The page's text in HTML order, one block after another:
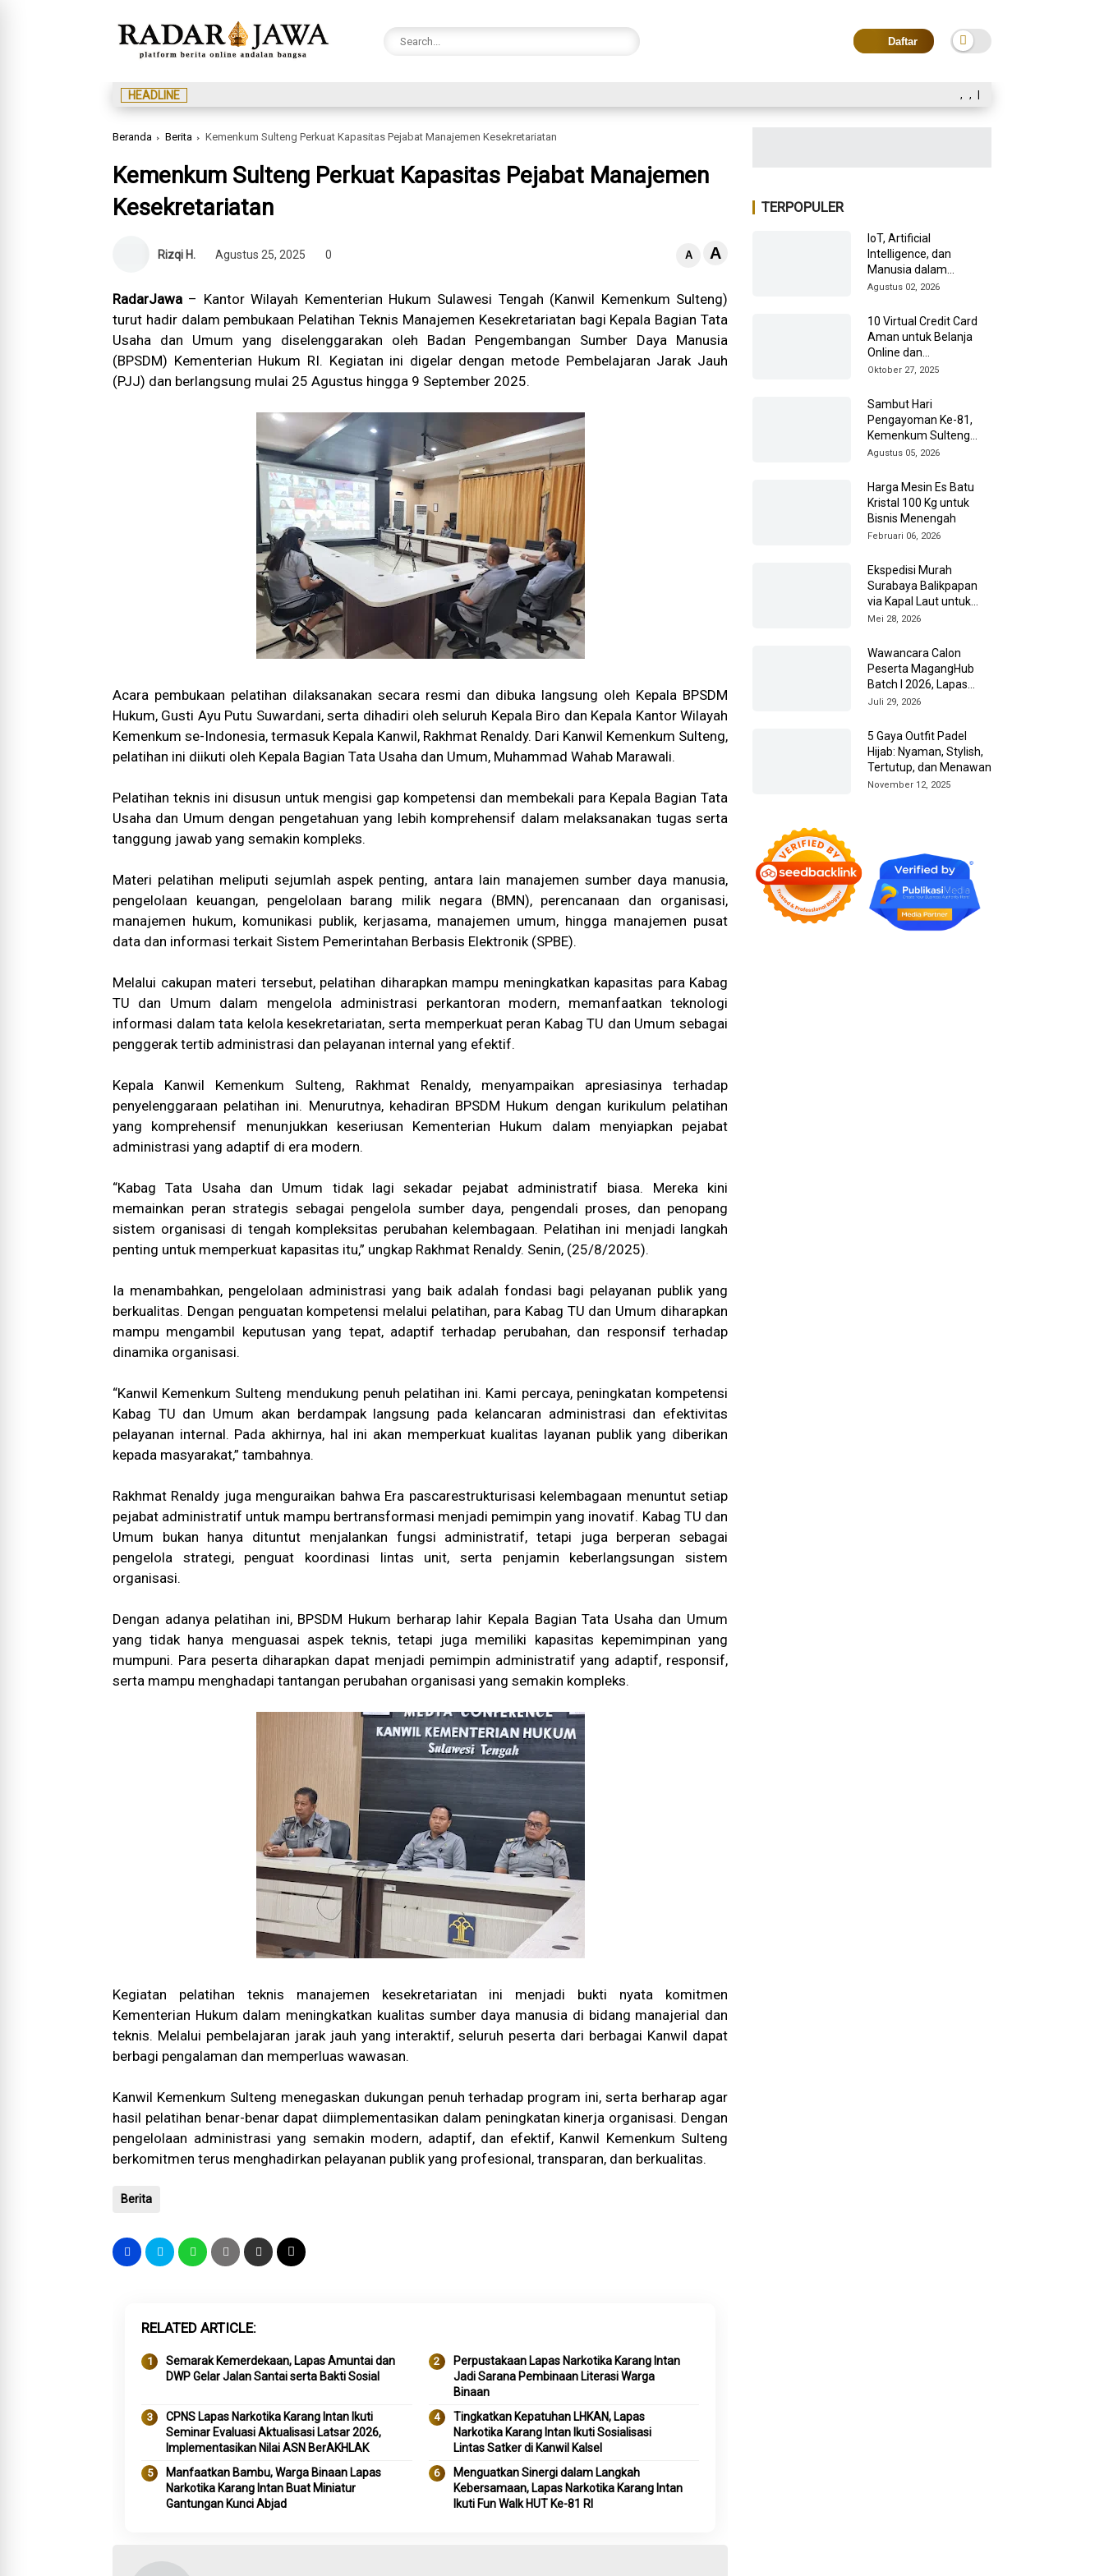
Daftar
, , |
HEADLINE
Beranda Berita Kemenkum Sulteng Perkuat Kapasitas Pejabat Manajemen Kesekretariatan
Kemenkum Sulteng Perkuat Kapasitas Pejabat Manajemen
Kesekretariatan
Rizqi H. Agustus 25, 2025 0 A A
RadarJawa – Kantor Wilayah Kementerian Hukum Sulawesi Tengah (Kanwil Kemenkum Sulteng)
turut hadir dalam pembukaan Pelatihan Teknis Manajemen Kesekretariatan bagi Kepala Bagian Tata
Usaha dan Umum yang diselenggarakan oleh Badan Pengembangan Sumber Daya Manusia
(BPSDM) Kementerian Hukum RI. Kegiatan ini digelar dengan metode Pembelajaran Jarak Jauh
(PJJ) dan berlangsung mulai 25 Agustus hingga 9 September 2025.
Acara pembukaan pelatihan dilaksanakan secara resmi dan dibuka langsung oleh Kepala BPSDM
Hukum, Gusti Ayu Putu Suwardani, serta dihadiri oleh seluruh Kepala Biro dan Kepala Kantor Wilayah
Kemenkum se-Indonesia, termasuk Kepala Kanwil, Rakhmat Renaldy. Dari Kanwil Kemenkum Sulteng,
pelatihan ini diikuti oleh Kepala Bagian Tata Usaha dan Umum, Muhammad Wahab Marawali.
Pelatihan teknis ini disusun untuk mengisi gap kompetensi dan membekali para Kepala Bagian Tata
Usaha dan Umum dengan pengetahuan yang lebih komprehensif dalam melaksanakan tugas serta
tanggung jawab yang semakin kompleks.
Materi pelatihan meliputi sejumlah aspek penting, antara lain manajemen sumber daya manusia,
pengelolaan keuangan, pengelolaan barang milik negara (BMN), perencanaan dan organisasi,
manajemen hukum, komunikasi publik, kerjasama, manajemen umum, hingga manajemen pusat
data dan informasi terkait Sistem Pemerintahan Berbasis Elektronik (SPBE).
Melalui cakupan materi tersebut, pelatihan diharapkan mampu meningkatkan kapasitas para Kabag
TU dan Umum dalam mengelola administrasi perkantoran modern, memanfaatkan teknologi
informasi dalam tata kelola kesekretariatan, serta memperkuat peran Kabag TU dan Umum sebagai
penggerak tertib administrasi dan pelayanan internal yang efektif.
Kepala Kanwil Kemenkum Sulteng, Rakhmat Renaldy, menyampaikan apresiasinya terhadap
penyelenggaraan pelatihan ini. Menurutnya, kehadiran BPSDM Hukum dengan kurikulum pelatihan
yang komprehensif menunjukkan keseriusan Kementerian Hukum dalam menyiapkan pejabat
administrasi yang adaptif di era modern.
“Kabag Tata Usaha dan Umum tidak lagi sekadar pejabat administratif biasa. Mereka kini
memainkan peran strategis sebagai pengelola sumber daya, pengendali proses, dan penopang
sistem organisasi di tengah kompleksitas perubahan kelembagaan. Pelatihan ini menjadi langkah
penting untuk memperkuat kapasitas itu,” ungkap Rakhmat Renaldy. Senin, (25/8/2025).
Ia menambahkan, pengelolaan administrasi yang baik adalah fondasi bagi pelayanan publik yang
berkualitas. Dengan penguatan kompetensi melalui pelatihan, para Kabag TU dan Umum diharapkan
mampu mengambil keputusan yang tepat, adaptif terhadap perubahan, dan responsif terhadap
dinamika organisasi.
“Kanwil Kemenkum Sulteng mendukung penuh pelatihan ini. Kami percaya, peningkatan kompetensi
Kabag TU dan Umum akan berdampak langsung pada kelancaran administrasi dan efektivitas
pelayanan internal. Pada akhirnya, hal ini akan memperkuat kualitas layanan publik yang diberikan
kepada masyarakat,” tambahnya.
Rakhmat Renaldy juga menguraikan bahwa Era pascarestrukturisasi kelembagaan menuntut setiap
pejabat administratif untuk mampu bertransformasi menjadi pemimpin yang inovatif. Kabag TU dan
Umum bukan hanya dituntut menjalankan fungsi administratif, tetapi juga berperan sebagai
pengelola strategi, penguat koordinasi lintas unit, serta penjamin keberlangsungan sistem
organisasi.
Dengan adanya pelatihan ini, BPSDM Hukum berharap lahir Kepala Bagian Tata Usaha dan Umum
yang tidak hanya menguasai aspek teknis, tetapi juga memiliki kapasitas kepemimpinan yang
mumpuni. Para peserta diharapkan dapat menjadi pemimpin administratif yang adaptif, responsif,
serta mampu menghadapi tantangan perubahan organisasi yang semakin kompleks.
Kegiatan pelatihan teknis manajemen kesekretariatan ini menjadi bukti nyata komitmen
Kementerian Hukum dalam meningkatkan kualitas sumber daya manusia di bidang manajerial dan
teknis. Melalui pembelajaran jarak jauh yang interaktif, seluruh peserta dari berbagai Kanwil dapat
berbagi pengalaman dan memperluas wawasan.
Kanwil Kemenkum Sulteng menegaskan dukungan penuh terhadap program ini, serta berharap agar
hasil pelatihan benar-benar dapat diimplementasikan dalam peningkatan kinerja organisasi. Dengan
pengelolaan administrasi yang semakin modern, adaptif, dan efektif, Kanwil Kemenkum Sulteng
berkomitmen terus menghadirkan pelayanan publik yang profesional, transparan, dan berkualitas.
Berita
RELATED ARTICLE
Semarak Kemerdekaan, Lapas Amuntai dan
DWP Gelar Jalan Santai serta Bakti Sosial
Perpustakaan Lapas Narkotika Karang Intan
Jadi Sarana Pembinaan Literasi Warga
Binaan
CPNS Lapas Narkotika Karang Intan Ikuti
Seminar Evaluasi Aktualisasi Latsar 2026,
Implementasikan Nilai ASN BerAKHLAK
Tingkatkan Kepatuhan LHKAN, Lapas
Narkotika Karang Intan Ikuti Sosialisasi
Lintas Satker di Kanwil Kalsel
Manfaatkan Bambu, Warga Binaan Lapas
Narkotika Karang Intan Buat Miniatur
Gantungan Kunci Abjad
Menguatkan Sinergi dalam Langkah
Kebersamaan, Lapas Narkotika Karang Intan
Ikuti Fun Walk HUT Ke-81 RI
TERPOPULER
IoT, Artificial
Intelligence, dan
Manusia dalam
Transformasi Industri
Agustus 02, 2026
10 Virtual Credit Card
Aman untuk Belanja
Online dan
Internasional
Oktober 27, 2025
Sambut Hari
Pengayoman Ke-81,
Kemenkum Sulteng
Ziarah ke TMP Tatura
Agustus 05, 2026
Harga Mesin Es Batu
Kristal 100 Kg untuk
Bisnis Menengah
Februari 06, 2026
Ekspedisi Murah
Surabaya Balikpapan
via Kapal Laut untuk
Pengiriman Barang
Mei 28, 2026
Wawancara Calon
Peserta MagangHub
Batch I 2026, Lapas
Amuntai Kedepankan
Juli 29, 2026
5 Gaya Outfit Padel
Hijab: Nyaman, Stylish,
Tertutup, dan Menawan
November 12, 2025